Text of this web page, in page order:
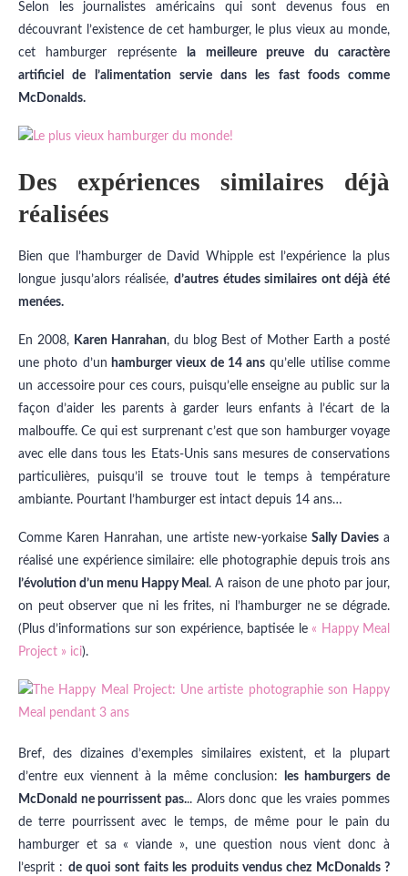
Selon les journalistes américains qui sont devenus fous en
découvrant l’existence de cet hamburger, le plus vieux au monde,
cet hamburger représente
la meilleure preuve du caractère
artificiel de l’alimentation servie dans les fast foods comme
McDonalds.
Des expériences similaires déjà
réalisées
Bien que l’hamburger de David Whipple est l’expérience la plus
longue jusqu’alors réalisée, d’autres études similaires ont déjà été
menées.
En 2008, Karen Hanrahan, du blog Best of Mother Earth a posté
une photo d’un hamburger vieux de 14 ans qu’elle utilise comme
un accessoire pour ces cours, puisqu’elle enseigne au public sur la
façon d’aider les parents à garder leurs enfants à l’écart de la
malbouffe. Ce qui est surprenant c’est que son hamburger voyage
avec elle dans tous les Etats-Unis sans mesures de conservations
particulières, puisqu’il se trouve tout le temps à température
ambiante. Pourtant l’hamburger est intact depuis 14 ans…
Comme Karen Hanrahan, une artiste new-yorkaise Sally Daviesa
réalisé une expérience similaire: elle photographie depuis trois ans
l’évolution d’un menu Happy Meal . A raison de une photo par jour,
on peut observer que ni les frites, ni l’hamburger ne se dégrade.
(Plus d’informations sur son expérience, baptisée le « Happy Meal
Project » ici).
Bref, des dizaines d’exemples similaires existent, et la plupart
d’entre eux viennent à la même conclusion:
les hamburgers de
McDonald ne pourrissent pas... Alors donc que les vraies pommes
de terre pourrissent avec le temps, de même pour le pain du
hamburger et sa « viande », une question nous vient donc à
l’esprit : de quoi sont faits les produits vendus chez McDonalds ?